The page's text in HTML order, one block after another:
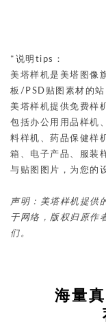
*说明tips：
美塔样机是美塔图像
板/PSD贴图素材的站
美塔样机提供免费样
包括办公用用品样机
料样机、药品保健样
箱、电子产品、服装
与贴图图片，为您的
声明：美塔样机提供
于网络，版权归原作
们。
海量